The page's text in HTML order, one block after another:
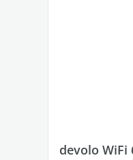
devolo WiFi